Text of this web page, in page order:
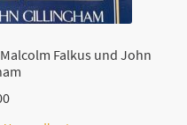
Falkus und John